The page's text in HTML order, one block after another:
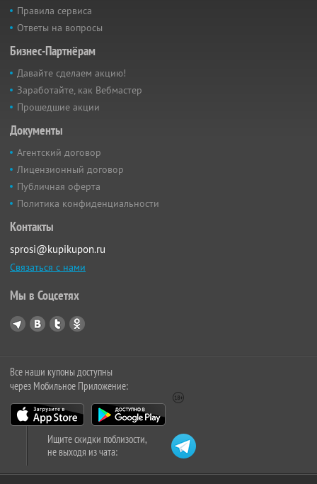
Правила сервиса
Ответы на вопросы
Бизнес-Партнёрам
Давайте сделаем акцию!
Заработайте, как Вебмастер
Прошедшие акции
Документы
Агентский договор
Лицензионный договор
Публичная оферта
Политика конфиденциальности
Контакты
sprosi@kupikupon.ru
Связаться с нами
Мы в Соцсетях
Все наши купоны доступны
через Мобильное Приложение:
Ищите скидки поблизости,
не выходя из чата: